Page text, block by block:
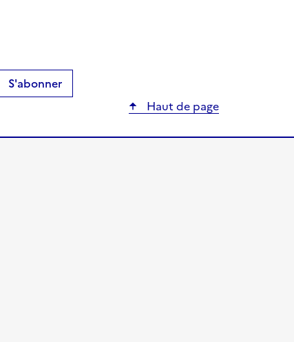
S'abonner
Haut de page